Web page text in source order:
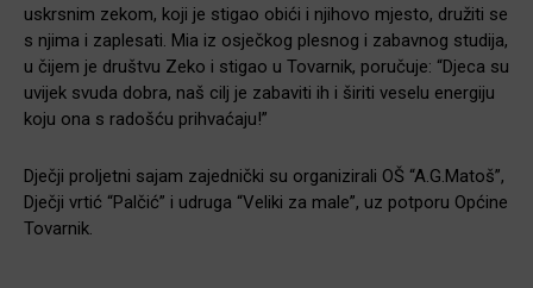
uskrsnim zekom, koji je stigao obići i njihovo mjesto, družiti se
s njima i zaplesati. Mia iz osječkog plesnog i zabavnog studija,
u čijem je društvu Zeko i stigao u Tovarnik, poručuje: “Djeca su
uvijek svuda dobra, naš cilj je zabaviti ih i širiti veselu energiju
koju ona s radošću prihvaćaju!”
Dječji proljetni sajam zajednički su organizirali OŠ “A.G.Matoš”,
Dječji vrtić “Palčić” i udruga “Veliki za male”, uz potporu Općine
Tovarnik.